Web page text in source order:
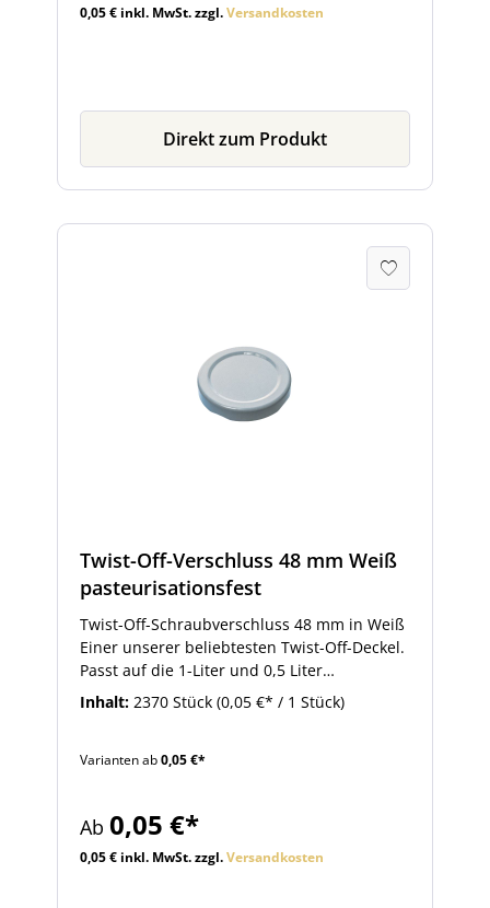
0,05 € inkl. MwSt. zzgl.Versandkosten
Direkt zum Produkt
Twist-Off-Verschluss 48 mm Weiß
pasteurisationsfest
Twist-Off-Schraubverschluss 48 mm in Weiß
Einer unserer beliebtesten Twist-Off-Deckel.
Passt auf die 1-Liter und 0,5 Liter
Milchflaschen. Weitere passende Gläser und
Flaschen finden Sie im Zubehörbereich des
Pasteurisierung geeignet.
Inhalt: 2370 Stück (0,05 €* / 1 Stück)
Varianten ab0,05 €*
Ab 0,05 €*
0,05 € inkl. MwSt. zzgl.Versandkosten